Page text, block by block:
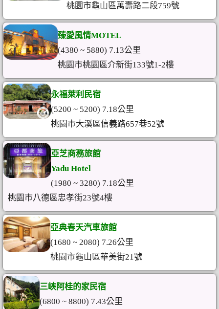
桃園市龜山區萬壽路二段759號
臻愛風情MOTEL
(4380 ~ 5880) 7.13公里
桃園市桃園區介新街133號1-2樓
永福萊利民宿
(5200 ~ 5200) 7.18公里
桃園市大溪區信義路657巷52號
亞芝商務旅館
Yadu Hotel
(1980 ~ 3280) 7.18公里
桃園市八德區忠孝街23號4樓
亞典春天汽車旅館
(1680 ~ 2080) 7.26公里
桃園市龜山區華美街21號
三峽阿桂的家民宿
(6800 ~ 8800) 7.43公里